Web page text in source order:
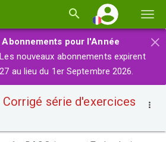
la×
pour l'Année
nouveaux abonnements expirent
au lieu du 1er Septembre 2026.
série d'exercices